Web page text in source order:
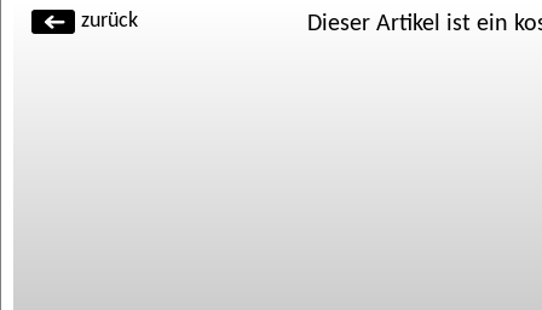
zurück Dieser Artikel ist ein